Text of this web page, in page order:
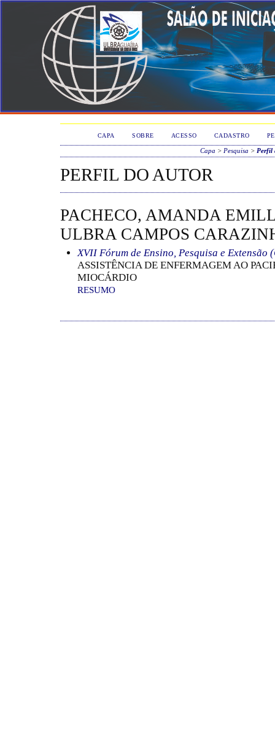
CAPA SOBRE ACESSO CADASTRO
Capa > Pesquisa > Perfil
PERFIL DO AUTOR
PACHECO, AMANDA
ULBRA CAMPOS
XVII Fórum de Ensino, Pesquisa e Extensão
ASSISTÊNCIA DE ENFERMAGEM AO
MIOCÁRDIO
RESUMO